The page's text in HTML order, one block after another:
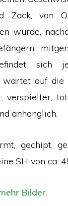
Zack, von
wurde,
sich
wartet auf die
verspielter,
anhänglich.
gechipt,
SH von ca.
Bilder.